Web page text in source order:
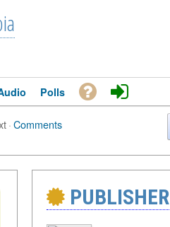
Polls
·Comments
PUBLISHER